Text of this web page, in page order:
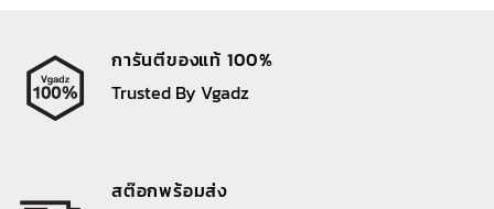
การันตีของแท้ 100%
Trusted By Vgadz
สต๊อกพร้อมส่ง